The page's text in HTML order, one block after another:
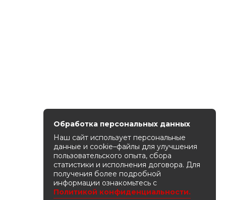
Обработка персональных данных
Наш сайт использует персональные
данные и cookie–файлы для улучшения
пользовательского опыта, сбора
статистики и исполнения договора. Для
получения более подробной
информации ознакомьтесь с
Политикой конфиденциальности.